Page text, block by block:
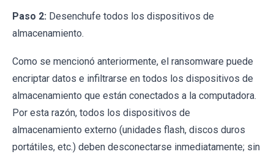
Paso 2: Desenchufe todos los dispositivos de
almacenamiento.
Como se mencionó anteriormente, el ransomware puede
encriptar datos e infiltrarse en todos los dispositivos de
almacenamiento que están conectados a la computadora.
Por esta razón, todos los dispositivos de
almacenamiento externo (unidades flash, discos duros
portátiles, etc.) deben desconectarse inmediatamente; sin